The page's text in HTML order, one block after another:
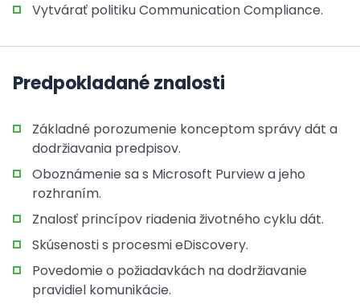
Vytvárať politiku Communication Compliance.
Predpokladané znalosti
Základné porozumenie konceptom správy dát a
dodržiavania predpisov.
Oboznámenie sa s Microsoft Purview a jeho
rozhraním.
Znalosť princípov riadenia životného cyklu dát.
Skúsenosti s procesmi eDiscovery.
Povedomie o požiadavkách na dodržiavanie
pravidiel komunikácie.